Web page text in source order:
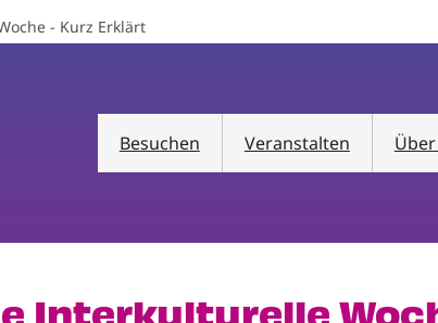
- Kurz Erklärt
Besuchen Veranstalten